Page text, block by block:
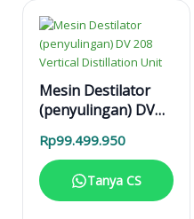
Mesin Destilator
(penyulingan) DV
Distillation Unit
Rp99.499.950
Tanya CS